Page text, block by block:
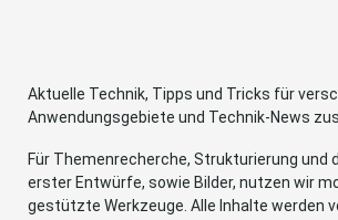
Aktuelle Technik, Tipps und Tricks für
Anwendungsgebiete und Technik-News
Für Themenrecherche, Strukturierung und
erster Entwürfe, sowie Bilder, nutzen wir
gestützte Werkzeuge. Alle Inhalte werden